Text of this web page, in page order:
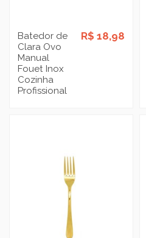
Batedor de
Clara Ovo
Manual
Fouet Inox
Cozinha
Profissional
R$ 18,98